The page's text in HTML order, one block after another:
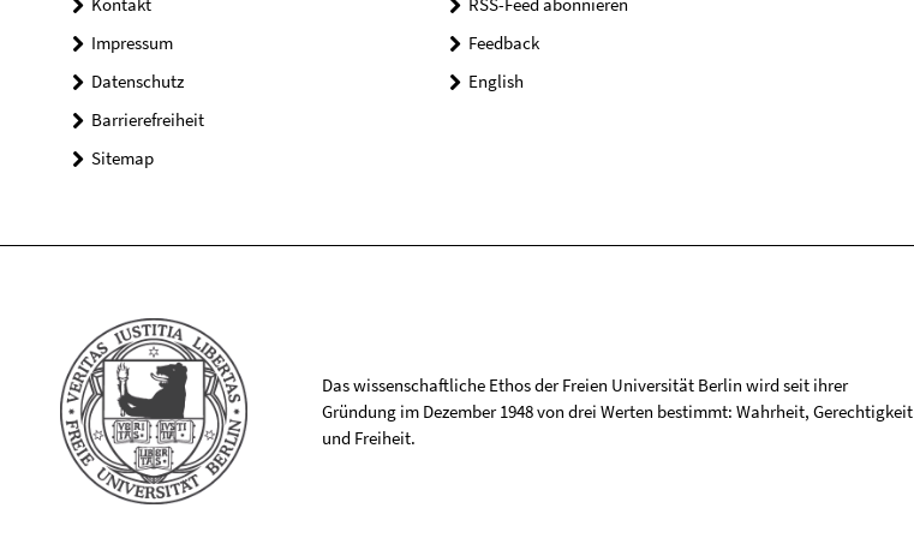
Impressum
Datenschutz
Barrierefreiheit
Sitemap
Feedback
English
Das wissenschaftliche Ethos der Freien Universität Berlin wird seit ihrer
Gründung im Dezember 1948 von drei Werten bestimmt: Wahrheit, Gerechtigkeit
und Freiheit.